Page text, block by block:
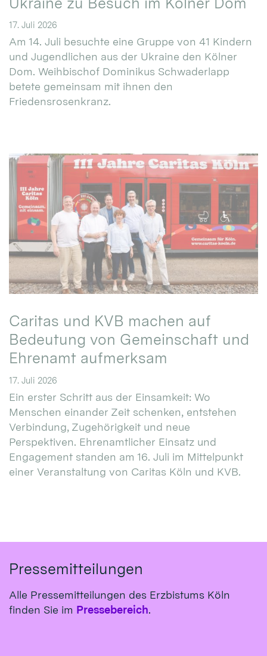
17. Juli 2026
Am 14. Juli besuchte eine Gruppe von 41 Kindern
und Jugendlichen aus der Ukraine den Kölner
Dom. Weihbischof Dominikus Schwaderlapp
betete gemeinsam mit ihnen den
Friedensrosenkranz.
Caritas und KVB machen auf
Bedeutung von Gemeinschaft und
Ehrenamt aufmerksam
17. Juli 2026
Ein erster Schritt aus der Einsamkeit: Wo
Menschen einander Zeit schenken, entstehen
Verbindung, Zugehörigkeit und neue
Perspektiven. Ehrenamtlicher Einsatz und
Engagement standen am 16. Juli im Mittelpunkt
einer Veranstaltung von Caritas Köln und KVB.
Pressemitteilungen
Alle Pressemitteilungen des Erzbistums Köln
finden Sie im Pressebereich.